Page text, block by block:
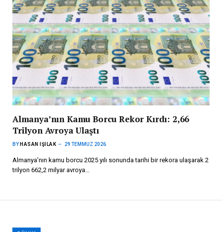
Almanya’nın Kamu Borcu Rekor Kırdı: 2,66
Trilyon Avroya Ulaştı
BY HASAN IŞILAK 29 TEMMUZ 2026
Almanya’nın kamu borcu 2025 yılı sonunda tarihi bir rekora ulaşarak 2
trilyon 662,2 milyar avroya…